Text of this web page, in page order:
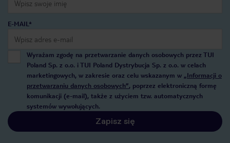
E-MAIL*
Wyrażam zgodę na przetwarzanie danych osobowych przez TUI
Poland Sp. z o.o. i TUI Poland Dystrybucja Sp. z o.o. w celach
marketingowych, w zakresie oraz celu wskazanym w „Informacji o
przetwarzaniu danych osobowych”, poprzez elektroniczną formę
komunikacji (e-mail), także z użyciem tzw. automatycznych
systemów wywołujących.
Zapisz się